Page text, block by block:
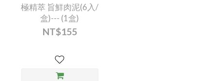
極精萃 旨鮮肉泥(6入/
盒)--- (1盒)
NT$155